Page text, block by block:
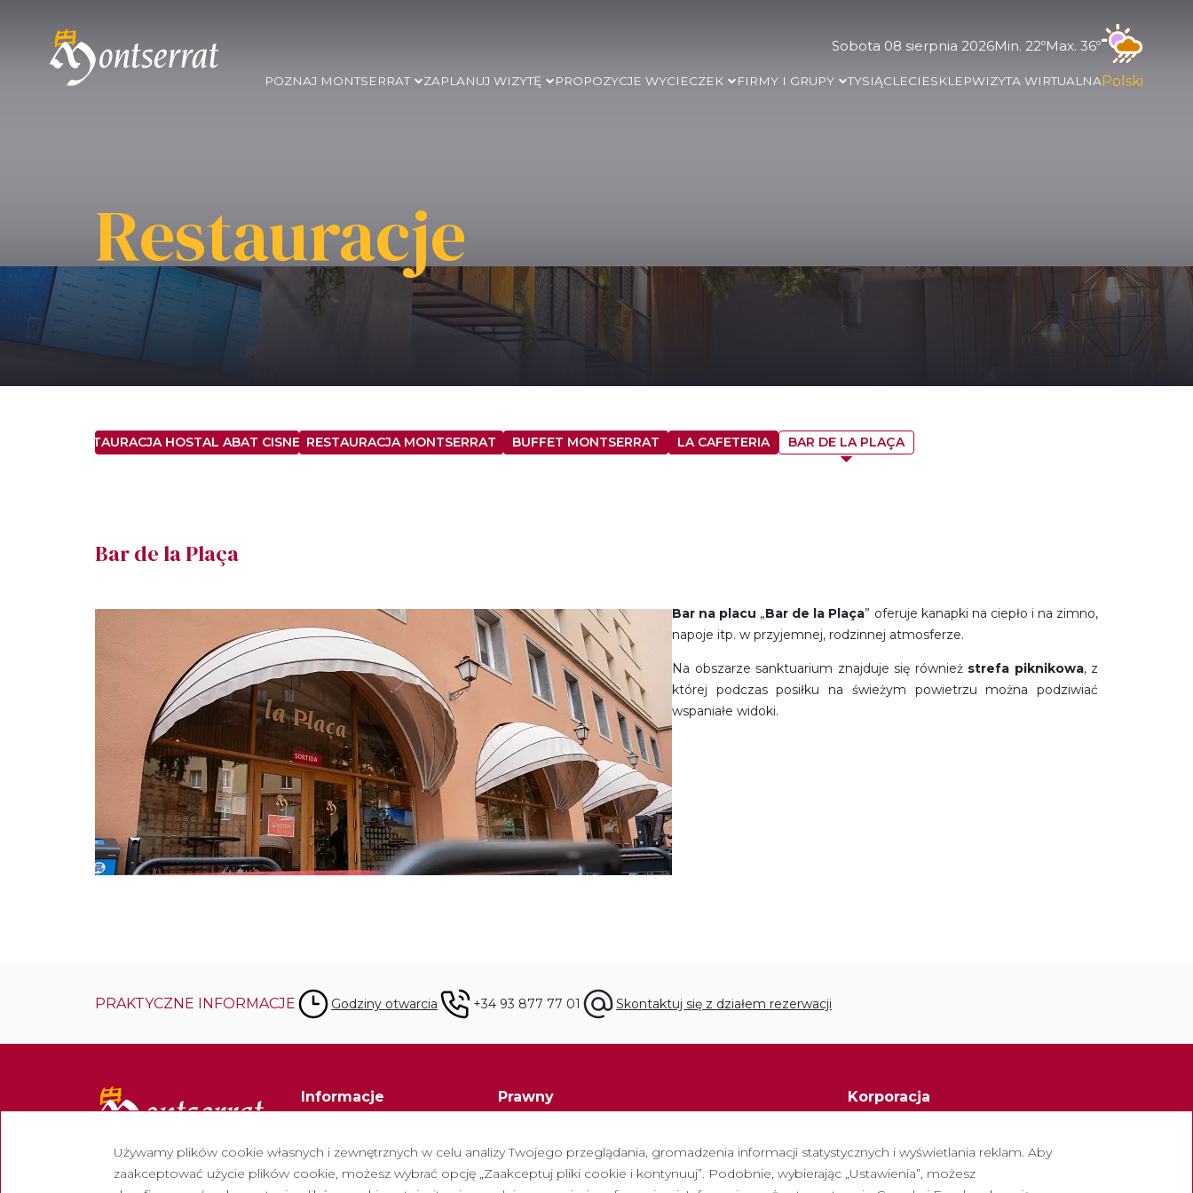
Sobota 08 sierpnia 2026Min. 22ºMax. 36º
POZNAJ MONTSERRAT ZAPLANUJ WIZYTĘ PROPOZYCJE WYCIECZEK FIRMY I GRUPY TYSIĄCLECIESKLEPWIZYTA WIRTUALNAPolski
Restauracje
RESTAURACJA HOSTAL ABAT CISNEROSRESTAURACJA MONTSERRAT BUFFET MONTSERRAT LA CAFETERIA BAR DE LA PLAÇA
Bar de la Plaça
Bar na placu „Bar de la Plaça” oferuje kanapki na ciepło i na zimno,
napoje itp. w przyjemnej, rodzinnej atmosferze.
Na obszarze sanktuarium znajduje się również strefa piknikowa, z
której podczas posiłku na świeżym powietrzu można podziwiać
wspaniałe widoki.
PRAKTYCZNE INFORMACJE Godziny otwarcia +34 93 877 77 01 Skontaktuj się z działem rezerwacji
Informacje
Biuletyn
Pracuj z nami
Prawny
Polityka cookies
Polityka dotycząca mediów społecznościowych
Korporacja
Escolania de Montserrat
Muzeum Montserrat
Używamy plików cookie własnych i zewnętrznych w celu analizy Twojego przeglądania, gromadzenia informacji statystycznych i wyświetlania reklam. Aby
zaakceptować użycie plików cookie, możesz wybrać opcję „Zaakceptuj pliki cookie i kontynuuj”. Podobnie, wybierając „Ustawienia”, możesz